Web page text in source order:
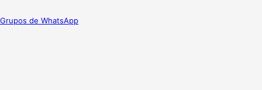
Grupos de WhatsApp